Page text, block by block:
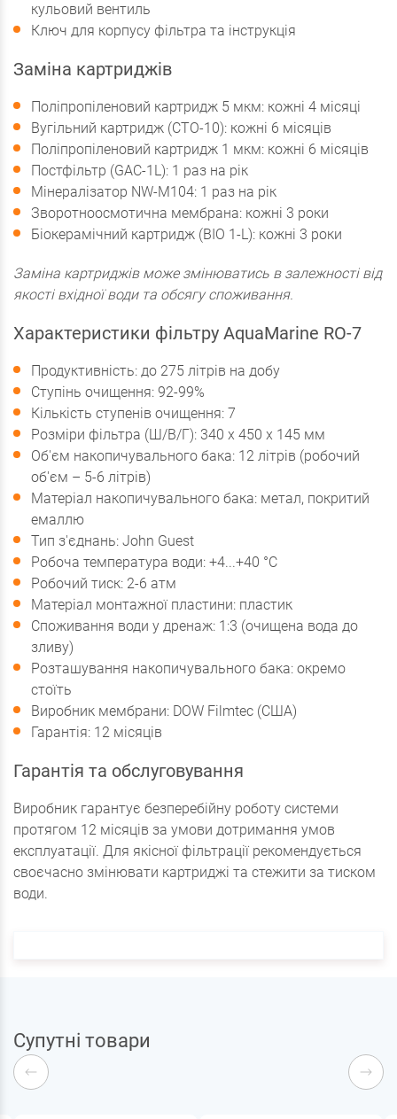
кульовий вентиль
Ключ для корпусу фільтра та інструкція
Заміна картриджів
Поліпропіленовий картридж 5 мкм: кожні 4 місяці
Вугільний картридж (CTO-10): кожні 6 місяців
Поліпропіленовий картридж 1 мкм: кожні 6 місяців
Постфільтр (GAC-1L): 1 раз на рік
Мінералізатор NW-M104: 1 раз на рік
Зворотноосмотична мембрана: кожні 3 роки
Біокерамічний картридж (BIO 1-L): кожні 3 роки
Заміна картриджів може змінюватись в залежності від
якості вхідної води та обсягу споживання.
Характеристики фільтру AquaMarine RO-7
Продуктивність: до 275 літрів на добу
Ступінь очищення: 92-99%
Кількість ступенів очищення: 7
Розміри фільтра (Ш/В/Г): 340 х 450 х 145 мм
Об'єм накопичувального бака: 12 літрів (робочий
об'єм – 5-6 літрів)
Матеріал накопичувального бака: метал, покритий
емаллю
Тип з'єднань: John Guest
Робоча температура води: +4...+40 °С
Робочий тиск: 2-6 атм
Матеріал монтажної пластини: пластик
Споживання води у дренаж: 1:3 (очищена вода до
зливу)
Розташування накопичувального бака: окремо
стоїть
Виробник мембрани: DOW Filmtec (США)
Гарантія: 12 місяців
Гарантія та обслуговування
Виробник гарантує безперебійну роботу системи
протягом 12 місяців за умови дотримання умов
експлуатації. Для якісної фільтрації рекомендується
своєчасно змінювати картриджі та стежити за тиском
води.
Супутні товари